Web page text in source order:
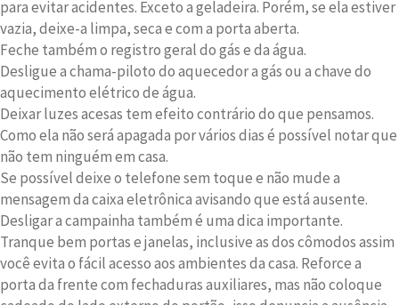
para evitar acidentes. Exceto a geladeira. Porém, se ela estiver
vazia, deixe-a limpa, seca e com a porta aberta.
Feche também o registro geral do gás e da água.
Desligue a chama-piloto do aquecedor a gás ou a chave do
aquecimento elétrico de água.
Deixar luzes acesas tem efeito contrário do que pensamos.
Como ela não será apagada por vários dias é possível notar que
não tem ninguém em casa.
Se possível deixe o telefone sem toque e não mude a
mensagem da caixa eletrônica avisando que está ausente.
Desligar a campainha também é uma dica importante.
Tranque bem portas e janelas, inclusive as dos cômodos assim
você evita o fácil acesso aos ambientes da casa. Reforce a
porta da frente com fechaduras auxiliares, mas não coloque